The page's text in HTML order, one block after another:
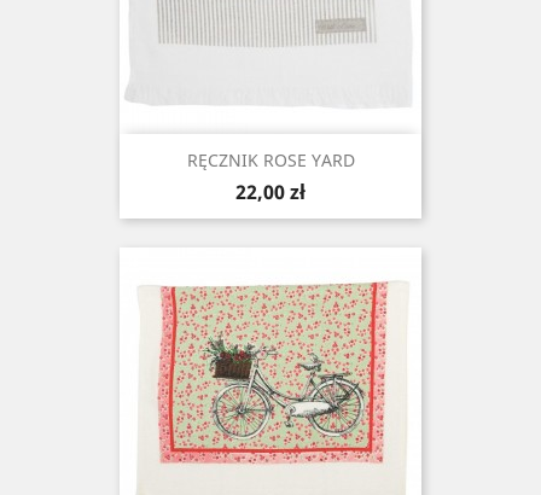
RĘCZNIK ROSE YARD
Cena
22,00 zł